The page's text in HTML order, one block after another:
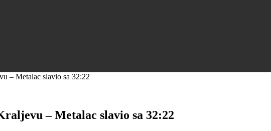
– Metalac slavio sa 32:22
– Metalac slavio sa 32:22